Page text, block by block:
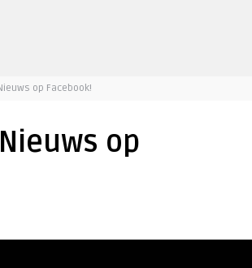
op Facebook!
op